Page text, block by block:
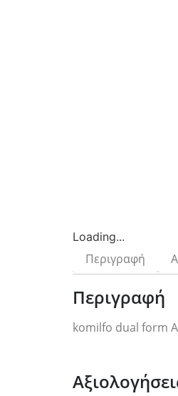
Loading...
Περιγραφή
Περιγραφή
komilfo dual form